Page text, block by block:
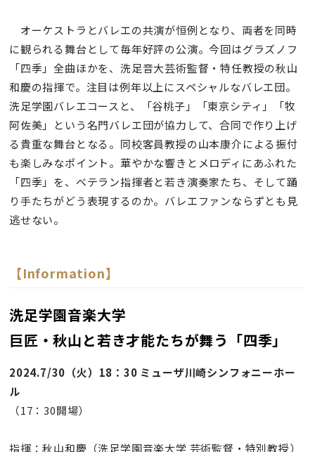
オーケストラとバレエの共演が恒例となり、両者を同時
に観られる舞台として毎年好評の公演。今回はグラズノフ
「四季」全曲ほかを、洗足音大芸術監督・特任教授の秋山
和慶の指揮で。注目は例年以上にスペシャルなバレエ団。
洗足学園バレエコースと、「谷桃子」「東京シティ」「牧
阿佐美」という名門バレエ団が協力して、合同で作り上げ
る貴重な舞台となる。同校客員教授の山本康介による振付
も楽しみなポイント。華やかな響きとメロディにあふれた
「四季」を、ベテラン指揮者と若き演奏家たち、そして踊
り手たちがどう表現するのか。バレエファンならずとも見
逃せない。
【Information】
洗足学園音楽大学
巨匠・秋山と若き才能たちが舞う「四季」
2024.7/30（火）18：30 ミューザ川崎シンフォニーホー
ル
（17：30開場）
指揮：秋山和慶（洗足学園音楽大学 芸術監督・特別教授）